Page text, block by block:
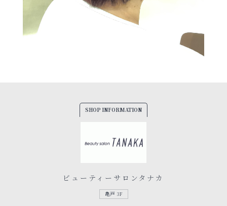
SHOP INFORMATION
ビューティーサロンタナカ
亀戸 3F